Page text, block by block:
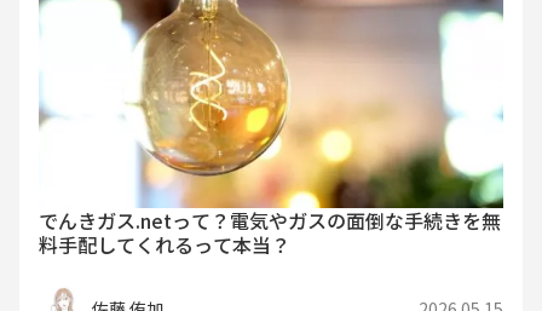
でんきガス.netって？電気やガスの面倒な手続きを無
料手配してくれるって本当？